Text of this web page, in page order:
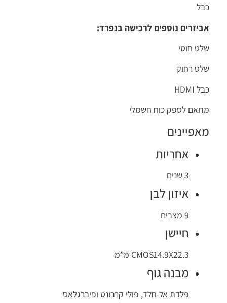
כבל
אביזרים נוספים לרכישה בנפרד:
שלט חוטי
שלט רחוק
כבל HDMI
מתאם לספק כוח חשמלי
מאפיינים
אחריות
3 שנים
איזון לבן
9 מצבים
חיישן
CMOS14.9X22.3 מ”מ
מבנה גוף
פלדת אל-חלד, פולי קרבונט ופיברגלאס